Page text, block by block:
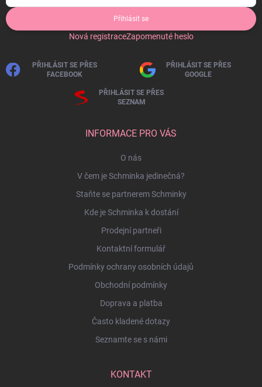
Přihlásit se
Nová registraceZapomenuté heslo
PŘIHLÁSIT SE PŘES
FACEBOOK
PŘIHLÁSIT SE PŘES
GOOGLE
PŘIHLÁSIT SE PŘES
SEZNAM
INFORMACE PRO VÁS
O nás
V čem je Schminka jedinečná?
Staňte se partnerem Schminky
Kde je Schminka k dostání
Prodejní partneři
Kontaktní formulář
Podmínky ochrany osobních údajů
Obchodní podmínky
Doprava a platba
Často kladené dotazy
Seznamte se s námi
KONTAKT